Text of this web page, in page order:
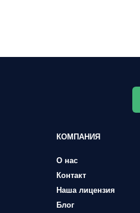
КОМПАНИЯ
О нас
Контакт
Наша лицензия
Блог